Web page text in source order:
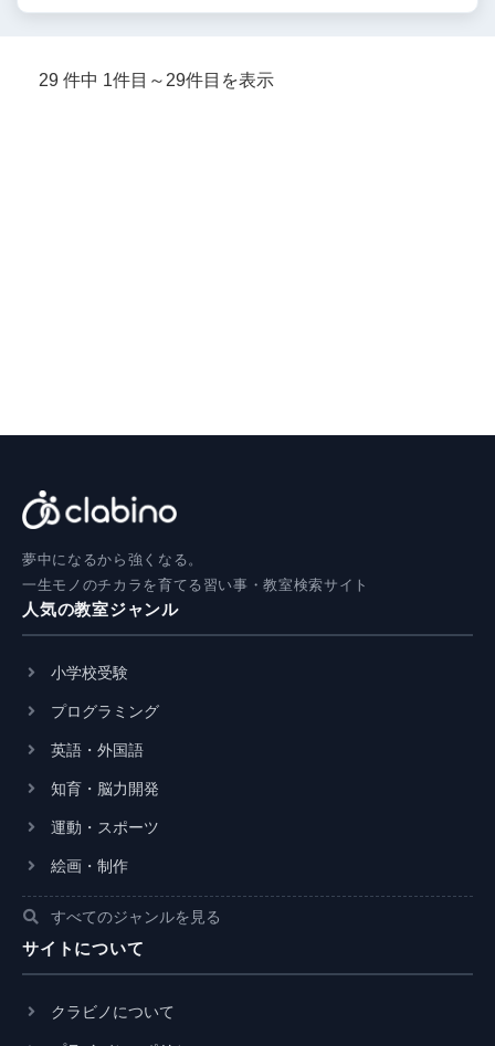
29 件中 1件目～29件目を表示
夢中になるから強くなる。
一生モノのチカラを育てる習い事・教室検索サイト
人気の教室ジャンル
小学校受験
プログラミング
英語・外国語
知育・脳力開発
運動・スポーツ
絵画・制作
すべてのジャンルを見る
サイトについて
クラビノについて